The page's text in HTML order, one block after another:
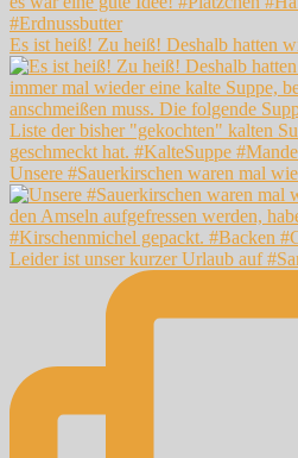
Es ist heiß! Zu heiß! Deshalb hatten
Unsere #Sauerkirschen waren mal
Leider ist unser kurzer Urlaub auf